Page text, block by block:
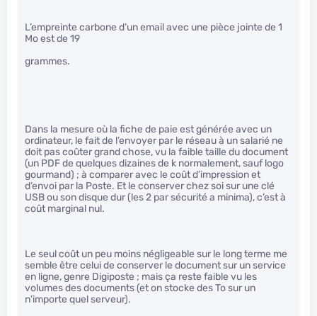
L’empreinte carbone d’un email avec une pièce jointe de 1
Mo est de 19
grammes.
Dans la mesure où la fiche de paie est générée avec un
ordinateur, le fait de l’envoyer par le réseau à un salarié ne
doit pas coûter grand chose, vu la faible taille du document
(un PDF de quelques dizaines de k normalement, sauf logo
gourmand) ; à comparer avec le coût d’impression et
d’envoi par la Poste. Et le conserver chez soi sur une clé
USB ou son disque dur (les 2 par sécurité a minima), c’est à
coût marginal nul.
Le seul coût un peu moins négligeable sur le long terme me
semble être celui de conserver le document sur un service
en ligne, genre Digiposte ; mais ça reste faible vu les
volumes des documents (et on stocke des To sur un
n’importe quel serveur).